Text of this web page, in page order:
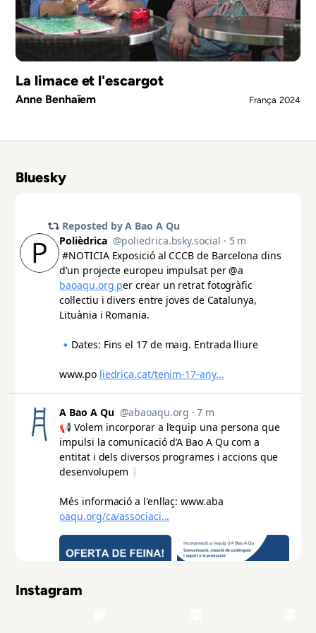
La limace et l'escargot
Anne Benhaïem França 2024
Bluesky
Instagram